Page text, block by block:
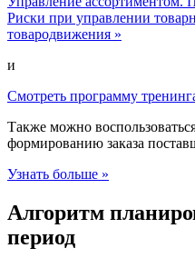
Риски при управлении
товародвижения »
и
Смотреть программу
Также можно
формированию заказа
Узнать больше »
Алгоритм
период